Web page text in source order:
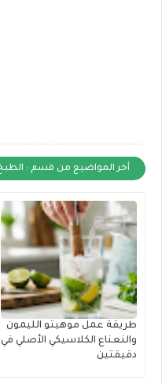
أخر المواضيع من قسم :
طريقة عمل موهيتو الليمون
والنعناع الكلاسيكي الأصلي في
دقيقتين